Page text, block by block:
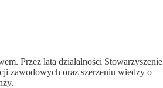
Przez lata działalności Stowarzyszenie
zawodowych oraz szerzeniu wiedzy o